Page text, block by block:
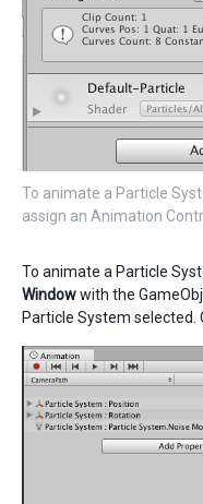
To animate a Particle
assign an Animation
To animate a Particle
Windowwith the
Particle System selected.